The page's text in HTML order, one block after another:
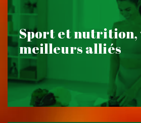
Sport et nutrition,
meilleurs alliés